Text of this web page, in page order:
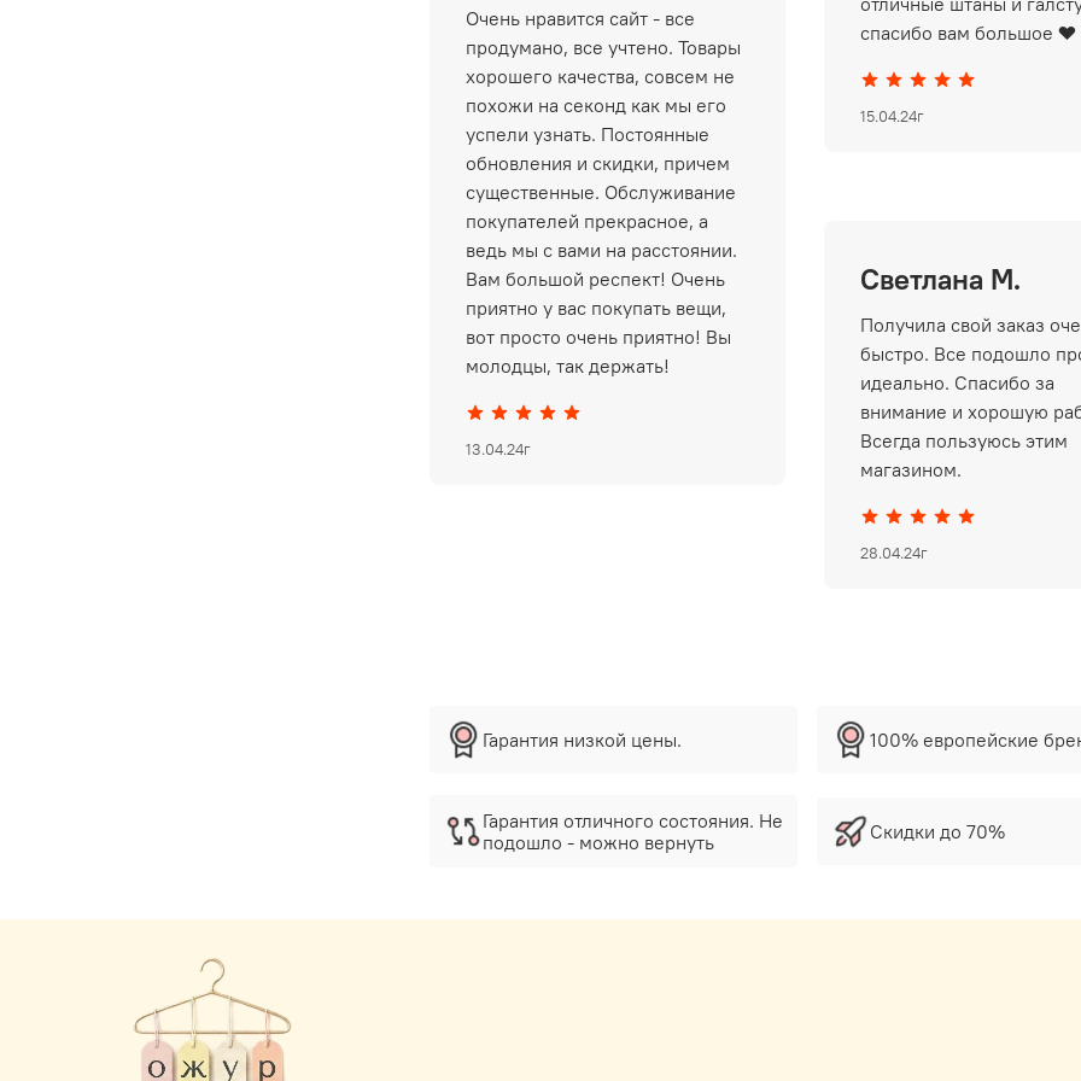
Очень нравится сайт - все
продумано, все учтено. Товары
хорошего качества, совсем не
похожи на секонд как мы его
успели узнать. Постоянные
обновления и скидки, причем
существенные. Обслуживание
покупателей прекрасное, а
ведь мы с вами на расстоянии.
Вам большой респект! Очень
приятно у вас покупать вещи,
вот просто очень приятно! Вы
молодцы, так держать!
13.04.24г
спасибо вам большое ❤️
15.04.24г
Светлана М.
Получила свой заказ
быстро. Все подошло
идеально. Спасибо за
внимание и хорошую
Всегда пользуюсь этим
магазином.
28.04.24г
Гарантия низкой цены.
Гарантия отличного состояния. Не
подошло - можно вернуть
100% европейские
Скидки до 70%